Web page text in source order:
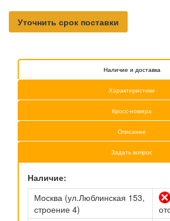
Уточнить срок поставки
Наличие и доставка
Характеристики
Кросс-номера
Описание
Задать вопрос
Наличие:
Москва (ул.Люблинская 153,
строение 4)